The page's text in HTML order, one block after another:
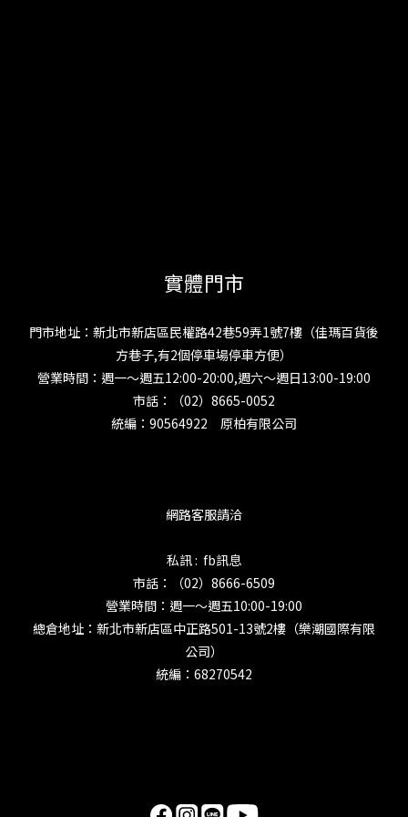
實體門市
門市地址：新北市新店區民權路42巷59弄1號7樓（佳瑪百貨後
方巷子,有2個停車場停車方便）
營業時間：週一～週五12:00-20:00,週六～週日13:00-19:00
市話：（02）8665-0052
統編：90564922 原柏有限公司
網路客服請洽
私訊 : fb訊息
市話：（02）8666-6509
營業時間：週一～週五10:00-19:00
總倉地址：新北市新店區中正路501-13號2樓（樂潮國際有限
公司）
統編：68270542